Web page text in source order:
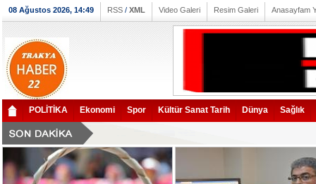
08 Ağustos 2026, 14:49 RSS / XML Video Galeri Resim Galeri Anasayfam
POLİTİKA Ekonomi Spor Kültür Sanat Tarih Dünya Sağlık